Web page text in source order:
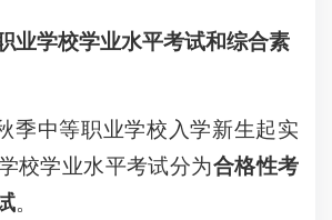
业学校学业水平考试和综合素
季中等职业学校入学新生起实
校学业水平考试分为合格性考
。